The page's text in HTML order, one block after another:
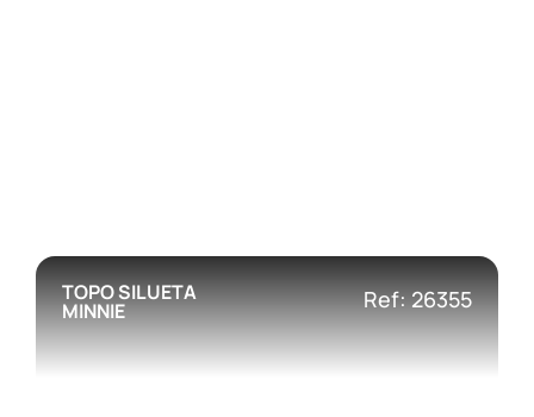
TOPO SILUETA
MINNIE Ref: 26355